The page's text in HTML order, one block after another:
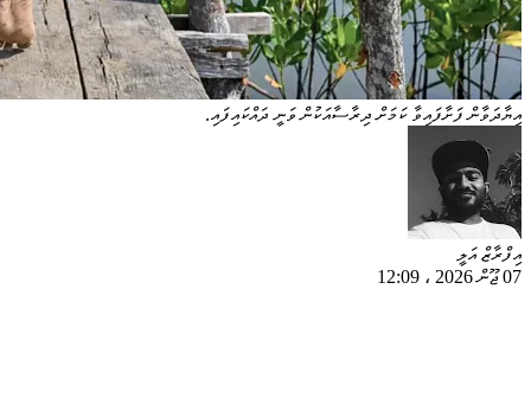
އިޔާދަވާން ފަށާފައިވާ ކަމަށް ދިރާސާއަކުން ވަނީ ދައްކައިފައި.
އިފްރާޒް އަލީ
07 ޖޫން 2026
، 12:09